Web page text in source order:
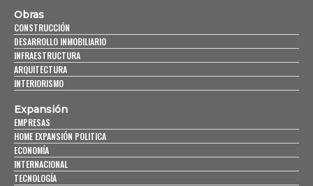
Obras
CONSTRUCCIÓN
DESARROLLO INMOBILIARIO
INFRAESTRUCTURA
ARQUITECTURA
INTERIORISMO
Expansión
EMPRESAS
HOME EXPANSIÓN POLITICA
ECONOMÍA
INTERNACIONAL
TECNOLOGÍA